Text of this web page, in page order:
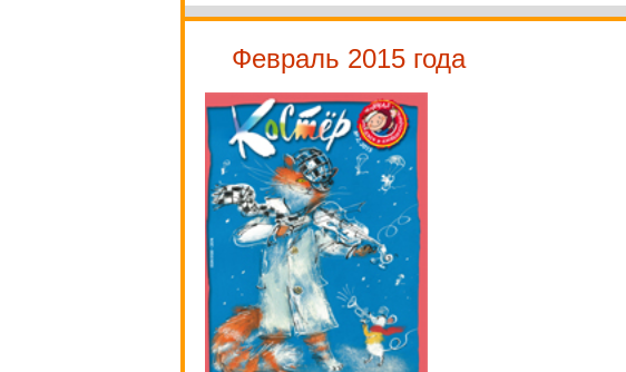
Февраль 2015 года